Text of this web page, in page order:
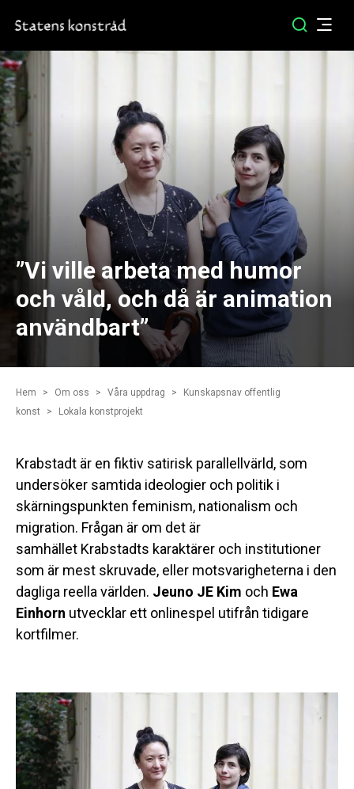
”Vi ville arbeta med humor
och våld, och då är animation
användbart”
Hem Om oss Våra uppdrag
Kunskapsnav offentlig
konst
Lokala konstprojekt
Krabstadt är en fiktiv satirisk parallellvärld, som
undersöker samtida ideologier och politik i
skärningspunkten feminism, nationalism och
migration. Frågan är om det är
samhället Krabstadts karaktärer och institutioner
som är mest skruvade, eller motsvarigheterna i den
dagliga reella världen. Jeuno JE Kim och Ewa
Einhorn utvecklar ett onlinespel utifrån tidigare
kortfilmer.